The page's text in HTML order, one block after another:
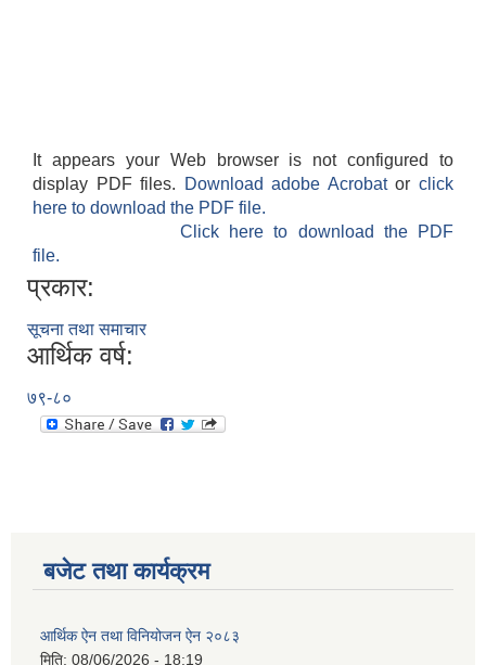
It appears your Web browser is not configured to
display PDF files.
Download adobe Acrobatorclick
here to download the PDF file.
Click here to download the PDF
file.
प्रकार:
सूचना तथा समाचार
आर्थिक वर्ष:
७९-८०
बजेट तथा कार्यक्रम
आर्थिक ऐन तथा विनियोजन ऐन २०८३
मिति: 08/06/2026 - 18:19